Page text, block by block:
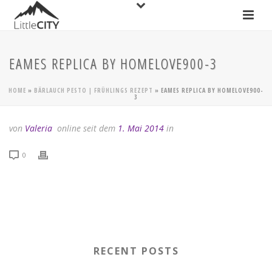
EAMES REPLICA BY HOMELOVE900-3
HOME » BÄRLAUCH PESTO | FRÜHLINGS REZEPT » EAMES REPLICA BY HOMELOVE900-
3
von Valeria online seit dem 1. Mai 2014 in
0
RECENT POSTS